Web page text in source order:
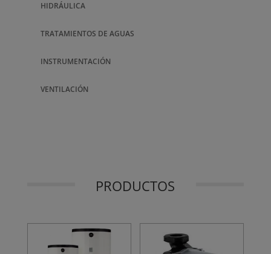
HIDRÁULICA
TRATAMIENTOS DE AGUAS
INSTRUMENTACIÓN
VENTILACIÓN
PRODUCTOS